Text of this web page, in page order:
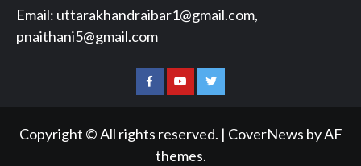
Email: uttarakhandraibar1@gmail.com,
pnaithani5@gmail.com
Facebook
You
Twitter
Copyright © All rights reserved. | CoverNews by AF
themes.